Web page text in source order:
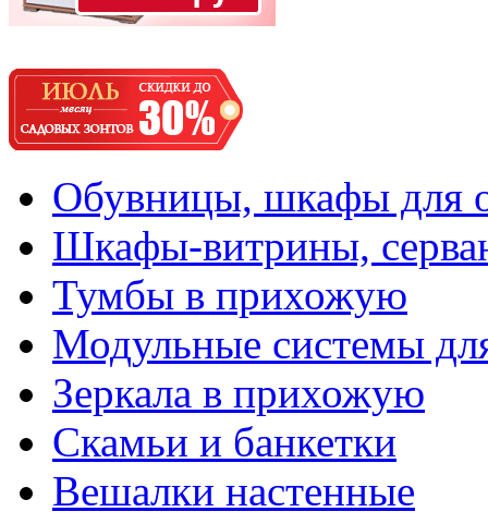
Обувницы, шкафы для
Шкафы-витрины,
Тумбы в прихожую
Модульные системы
Зеркала в прихожую
Скамьи и банкетки
Вешалки настенные